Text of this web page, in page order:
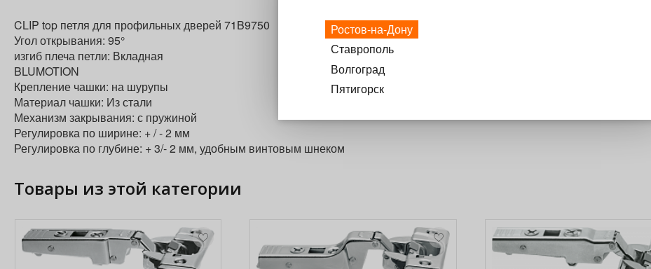
CLIP top петля для профильных дверей 71B9750
Угол открывания: 95°
изгиб плеча петли: Вкладная
BLUMOTION
Крепление чашки: на шурупы
Материал чашки: Из стали
Механизм закрывания: с пружиной
Регулировка по ширине: + / - 2 мм
Регулировка по глубине: + 3/- 2 мм, удобным винтовым шнеком
Товары из этой категории
Ростов-на-Дону
Ставрополь
Волгоград
Пятигорск